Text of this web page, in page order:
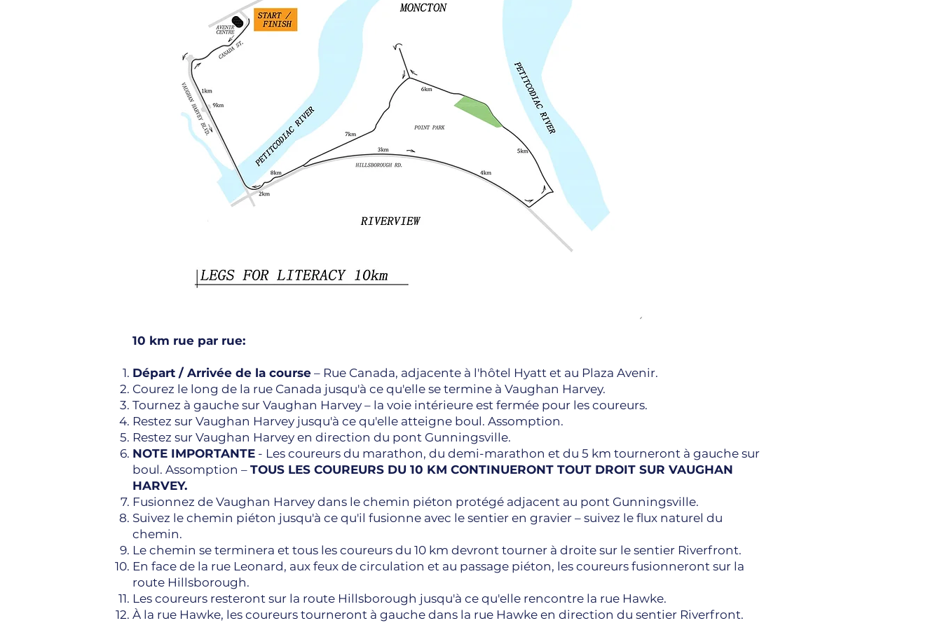
10 km rue par rue:
Départ / Arrivée de la course – Rue Canada, adjacente à l'hôtel Hyatt et au Plaza Avenir.
Courez le long de la rue Canada jusqu'à ce qu'elle se termine à Vaughan Harvey.
Tournez à gauche sur Vaughan Harvey – la voie intérieure est fermée pour les coureurs.
Restez sur Vaughan Harvey jusqu'à ce qu'elle atteigne boul. Assomption.
Restez sur Vaughan Harvey en direction du pont Gunningsville.
NOTE IMPORTANTE - Les coureurs du marathon, du demi-marathon et du 5 km tourneront à gauche sur
boul. Assomption – TOUS LES COUREURS DU 10 KM CONTINUERONT TOUT DROIT SUR VAUGHAN
HARVEY.
Fusionnez de Vaughan Harvey dans le chemin piéton protégé adjacent au pont Gunningsville.
Suivez le chemin piéton jusqu'à ce qu'il fusionne avec le sentier en gravier – suivez le flux naturel du
chemin.
Le chemin se terminera et tous les coureurs du 10 km devront tourner à droite sur le sentier Riverfront.
En face de la rue Leonard, aux feux de circulation et au passage piéton, les coureurs fusionneront sur la
route Hillsborough.
Les coureurs resteront sur la route Hillsborough jusqu'à ce qu'elle rencontre la rue Hawke.
À la rue Hawke, les coureurs tourneront à gauche dans la rue Hawke en direction du sentier Riverfront.